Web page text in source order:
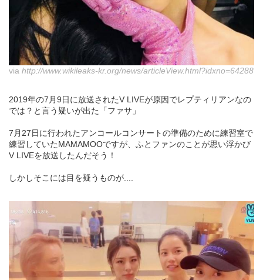
via http://www.wikileaks-kr.org/news/articleView.html?idxno=64288
2019年の7月9日に放送されたV LIVEが原因でレプティリアンなの
では？と言う疑いが出た「ファサ」
7月27日に行われたアンコールコンサートの準備のために練習室で
練習していたMAMAMOOですが、ふとファンのことが思い浮かび
V LIVEを放送したんだそう！
しかしそこには目を疑うものが....